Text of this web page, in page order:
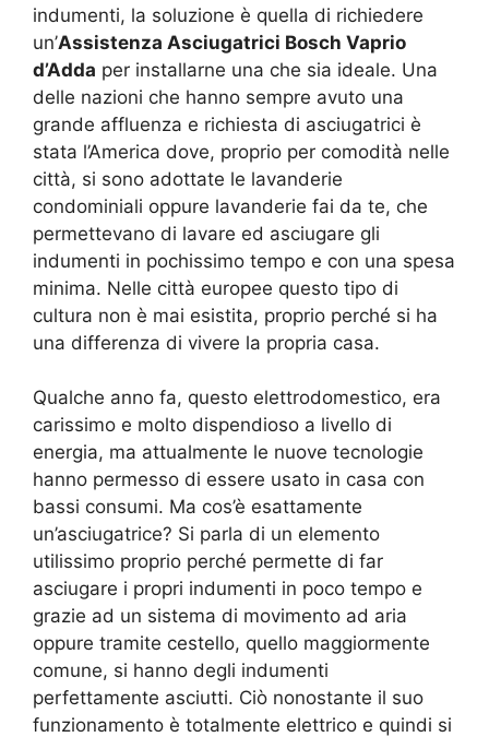
indumenti, la soluzione è quella di richiedere
un’Assistenza Asciugatrici Bosch Vaprio
d’Adda per installarne una che sia ideale. Una
delle nazioni che hanno sempre avuto una
grande affluenza e richiesta di asciugatrici è
stata l’America dove, proprio per comodità nelle
città, si sono adottate le lavanderie
condominiali oppure lavanderie fai da te, che
permettevano di lavare ed asciugare gli
indumenti in pochissimo tempo e con una spesa
minima. Nelle città europee questo tipo di
cultura non è mai esistita, proprio perché si ha
una differenza di vivere la propria casa.
Qualche anno fa, questo elettrodomestico, era
carissimo e molto dispendioso a livello di
energia, ma attualmente le nuove tecnologie
hanno permesso di essere usato in casa con
bassi consumi. Ma cos’è esattamente
un’asciugatrice? Si parla di un elemento
utilissimo proprio perché permette di far
asciugare i propri indumenti in poco tempo e
grazie ad un sistema di movimento ad aria
oppure tramite cestello, quello maggiormente
comune, si hanno degli indumenti
perfettamente asciutti. Ciò nonostante il suo
funzionamento è totalmente elettrico e quindi si